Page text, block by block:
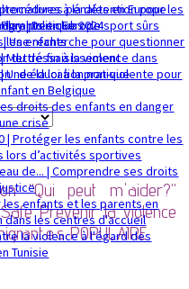
politique 2024
pénales en Europe
| Des clubs de sport sûrs
les enfants
| Mettre fin à la violence dans
: de la loi à la pratique
à la détention pour les
en Europe
| Une recherche pour questionner
du déssaisissement
| Une éducation non-violente pour
en Belgique
droits des enfants en danger
crise
| Protéger les enfants contre les
lors d’activités sportives
de... | Comprendre ses droits
enfants et les parents en
dans les centres d'accueil
la violence à l'égard des
Tunisie
"Qui peut m'aider?"
Prévenir la violence
POPULAIRE